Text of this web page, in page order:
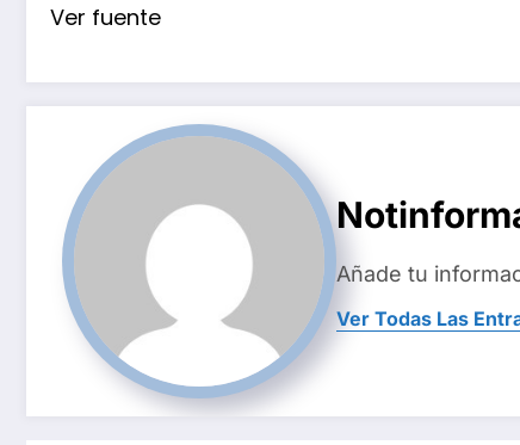
Ver fuente
Añade tu
Ver Todas Las